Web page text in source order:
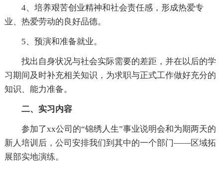
4、培养艰苦创业精神和社会责任感，形成热爱专
业、热爱劳动的良好品德。
5、预演和准备就业。
找出自身状况与社会实际需要的差距，并在以后的学
习期间及时补充相关知识，为求职与正式工作做好充分的
知识、能力准备。
二、实习内容
参加了xx公司的“锦绣人生”事业说明会和为期两天的
新人培训后，公司安排我们到其中的一个部门——区域拓
展部实地演练。